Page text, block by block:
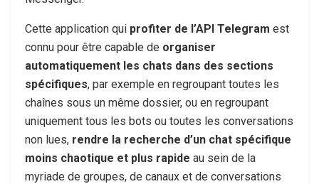
Cette application qui profiter de l’API Telegram est
connu pour être capable de organiser
automatiquement les chats dans des sections
spécifiques, par exemple en regroupant toutes les
chaînes sous un même dossier, ou en regroupant
uniquement tous les bots ou toutes les conversations
non lues, rendre la recherche d’un chat spécifique
moins chaotique et plus rapide au sein de la
myriade de groupes, de canaux et de conversations